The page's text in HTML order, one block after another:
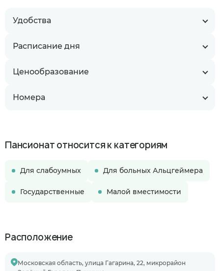
Удобства
Расписание дня
Ценообразование
Номера
Пансионат относится к категориям
Для слабоумных Для больных Альцгеймера
Государственные Малой вместимости
Расположение
Московская область, улица Гагарина, 22, микрорайон